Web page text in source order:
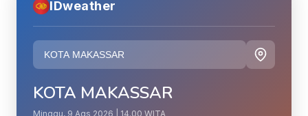
IDweather
KOTA MAKASSAR
Minggu, 9 Ags 2026 | 14.00 WITA